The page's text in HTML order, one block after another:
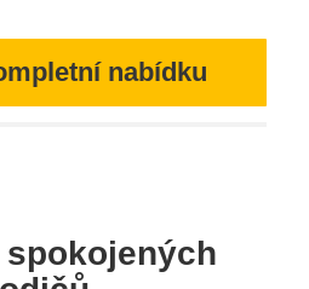
nabídku
spokojených